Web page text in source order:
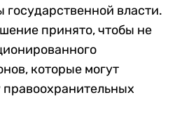
государственной власти.
принято, чтобы не
которые могут
правоохранительных